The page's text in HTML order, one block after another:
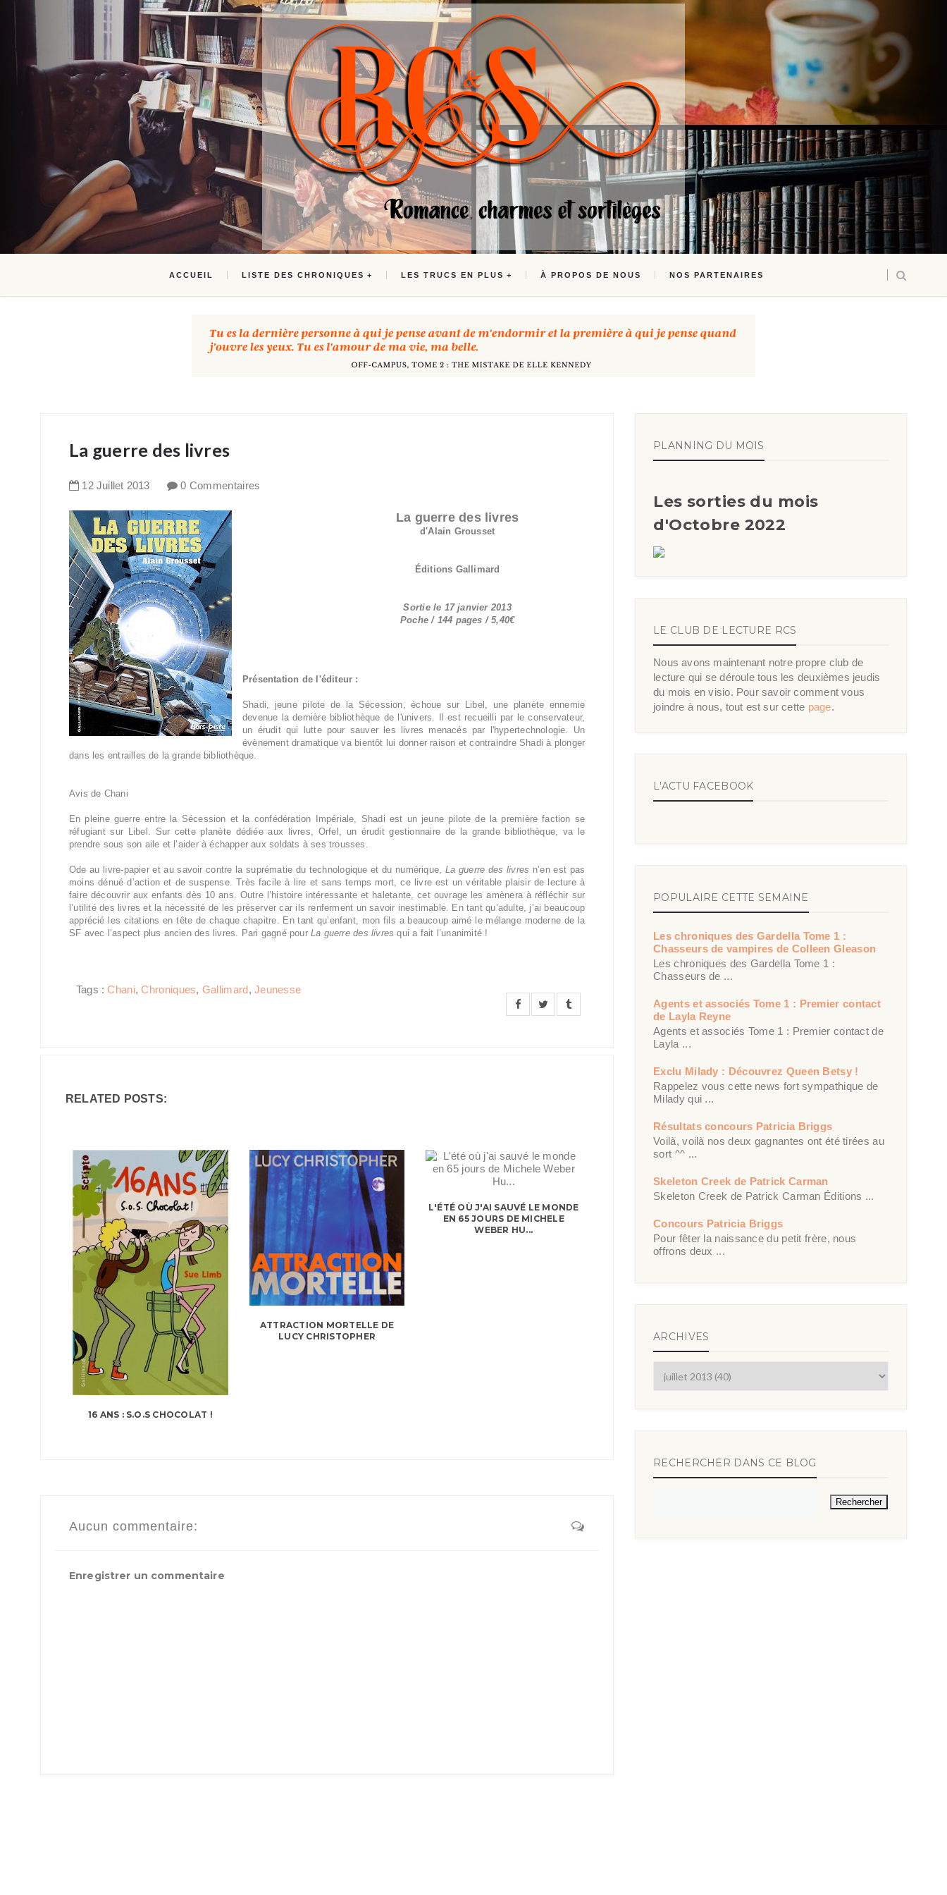
ACCUEIL LISTE DES CHRONIQUES LES TRUCS EN PLUS À PROPOS DE NOUS NOS PARTENAIRES
La guerre des livres
12 Juillet 2013 0 Commentaires
La guerre des livres
d'Alain Grousset
Éditions Gallimard
Sortie le 17 janvier 2013
Poche / 144 pages / 5,40€
Présentation de l'éditeur :
Shadi, jeune pilote de la Sécession, échoue sur Libel, une planète ennemie
devenue la dernière bibliothèque de l'univers. Il est recueilli par le conservateur,
un érudit qui lutte pour sauver les livres menacés par l'hypertechnologie. Un
évènement dramatique va bientôt lui donner raison et contraindre Shadi à plonger
dans les entrailles de la grande bibliothèque.
Avis de Chani
En pleine guerre entre la Sécession et la confédération Impériale, Shadi est un jeune pilote de la première faction se
réfugiant sur Libel. Sur cette planète dédiée aux livres, Orfel, un érudit gestionnaire de la grande bibliothèque, va le
prendre sous son aile et l’aider à échapper aux soldats à ses trousses.
Ode au livre-papier et au savoir contre la suprématie du technologique et du numérique, La guerre des livres n’en est pas
moins dénué d’action et de suspense. Très facile à lire et sans temps mort, ce livre est un véritable plaisir de lecture à
faire découvrir aux enfants dès 10 ans. Outre l’histoire intéressante et haletante, cet ouvrage les amènera à réfléchir sur
l’utilité des livres et la nécessité de les préserver car ils renferment un savoir inestimable. En tant qu’adulte, j’ai beaucoup
apprécié les citations en tête de chaque chapitre. En tant qu’enfant, mon fils a beaucoup aimé le mélange moderne de la
SF avec l’aspect plus ancien des livres. Pari gagné pour La guerre des livres qui a fait l’unanimité !
Tags :Chani,Chroniques, Gallimard, Jeunesse
RELATED POSTS:
16 ANS : S.O.S CHOCOLAT !
ATTRACTION MORTELLE DE
LUCY CHRISTOPHER
L'ÉTÉ OÙ J'AI SAUVÉ LE MONDE
EN 65 JOURS DE MICHELE
WEBER HU...
Aucun commentaire:
Enregistrer un commentaire
PLANNING DU MOIS
Les sorties du mois
d'Octobre 2022
LE CLUB DE LECTURE RCS
Nous avons maintenant notre propre club de
lecture qui se déroule tous les deuxièmes jeudis
du mois en visio. Pour savoir comment vous
joindre à nous, tout est sur cette page.
L'ACTU FACEBOOK
POPULAIRE CETTE SEMAINE
Les chroniques des Gardella Tome 1 :
Chasseurs de vampires de Colleen Gleason
Les chroniques des Gardella Tome 1 :
Chasseurs de ...
Agents et associés Tome 1 : Premier contact
de Layla Reyne
Agents et associés Tome 1 : Premier contact de
Layla ...
Exclu Milady : Découvrez Queen Betsy !
Rappelez vous cette news fort sympathique de
Milady qui ...
Résultats concours Patricia Briggs
Voilà, voilà nos deux gagnantes ont été tirées au
sort ^^ ...
Skeleton Creek de Patrick Carman
Skeleton Creek de Patrick Carman Éditions ...
Concours Patricia Briggs
Pour fêter la naissance du petit frère, nous
offrons deux ...
ARCHIVES
RECHERCHER DANS CE BLOG